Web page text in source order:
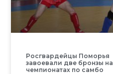
Росгвардейцы Поморья
завоевали две бронзы на
чемпионатах по самбо